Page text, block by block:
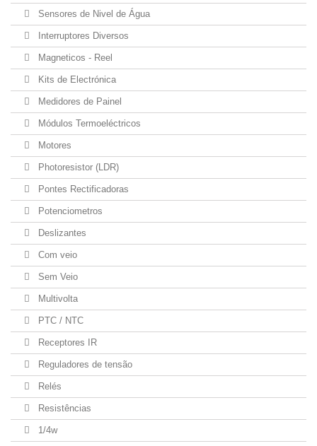
Sensores de Nivel de Água
Interruptores Diversos
Magneticos - Reel
Kits de Electrónica
Medidores de Painel
Módulos Termoeléctricos
Motores
Photoresistor (LDR)
Pontes Rectificadoras
Potenciometros
Deslizantes
Com veio
Sem Veio
Multivolta
PTC / NTC
Receptores IR
Reguladores de tensão
Relés
Resistências
1/4w